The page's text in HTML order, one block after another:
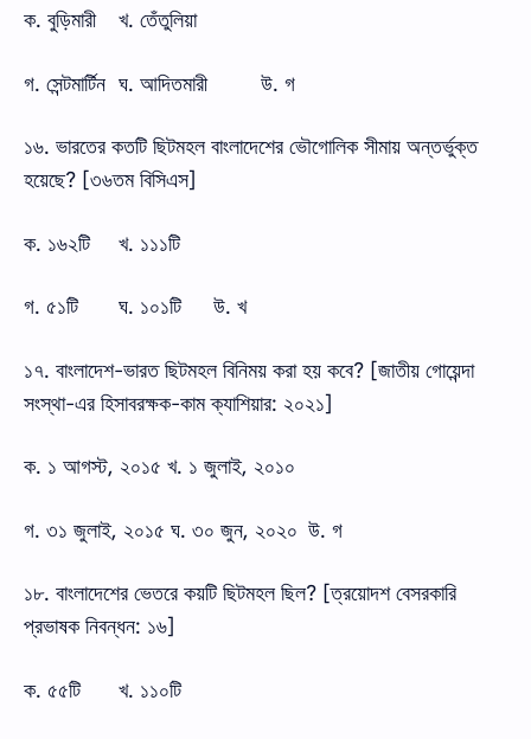
ক. বুড়িমারী খ. তেঁতুলিয়া
গ. সেন্টমার্টিন ঘ. আদিতমারী উ. গ
১৬. ভারতের কতটি ছিটমহল বাংলাদেশের ভৌগোলিক সীমায় অন্তর্ভুক্ত
হয়েছে? [৩৬তম বিসিএস]
ক. ১৬২টি খ. ১১১টি
গ. ৫১টি ঘ. ১০১টি উ. খ
১৭. বাংলাদেশ-ভারত ছিটমহল বিনিময় করা হয় কবে? [জাতীয় গোয়েন্দা
সংস্থা-এর হিসাবরক্ষক-কাম ক্যাশিয়ার: ২০২১]
ক. ১ আগস্ট, ২০১৫ খ. ১ জুলাই, ২০১০
গ. ৩১ জুলাই, ২০১৫ ঘ. ৩০ জুন, ২০২০ উ. গ
১৮. বাংলাদেশের ভেতরে কয়টি ছিটমহল ছিল? [ত্রয়োদশ বেসরকারি
প্রভাষক নিবন্ধন: ১৬]
ক. ৫৫টি খ. ১১০টি